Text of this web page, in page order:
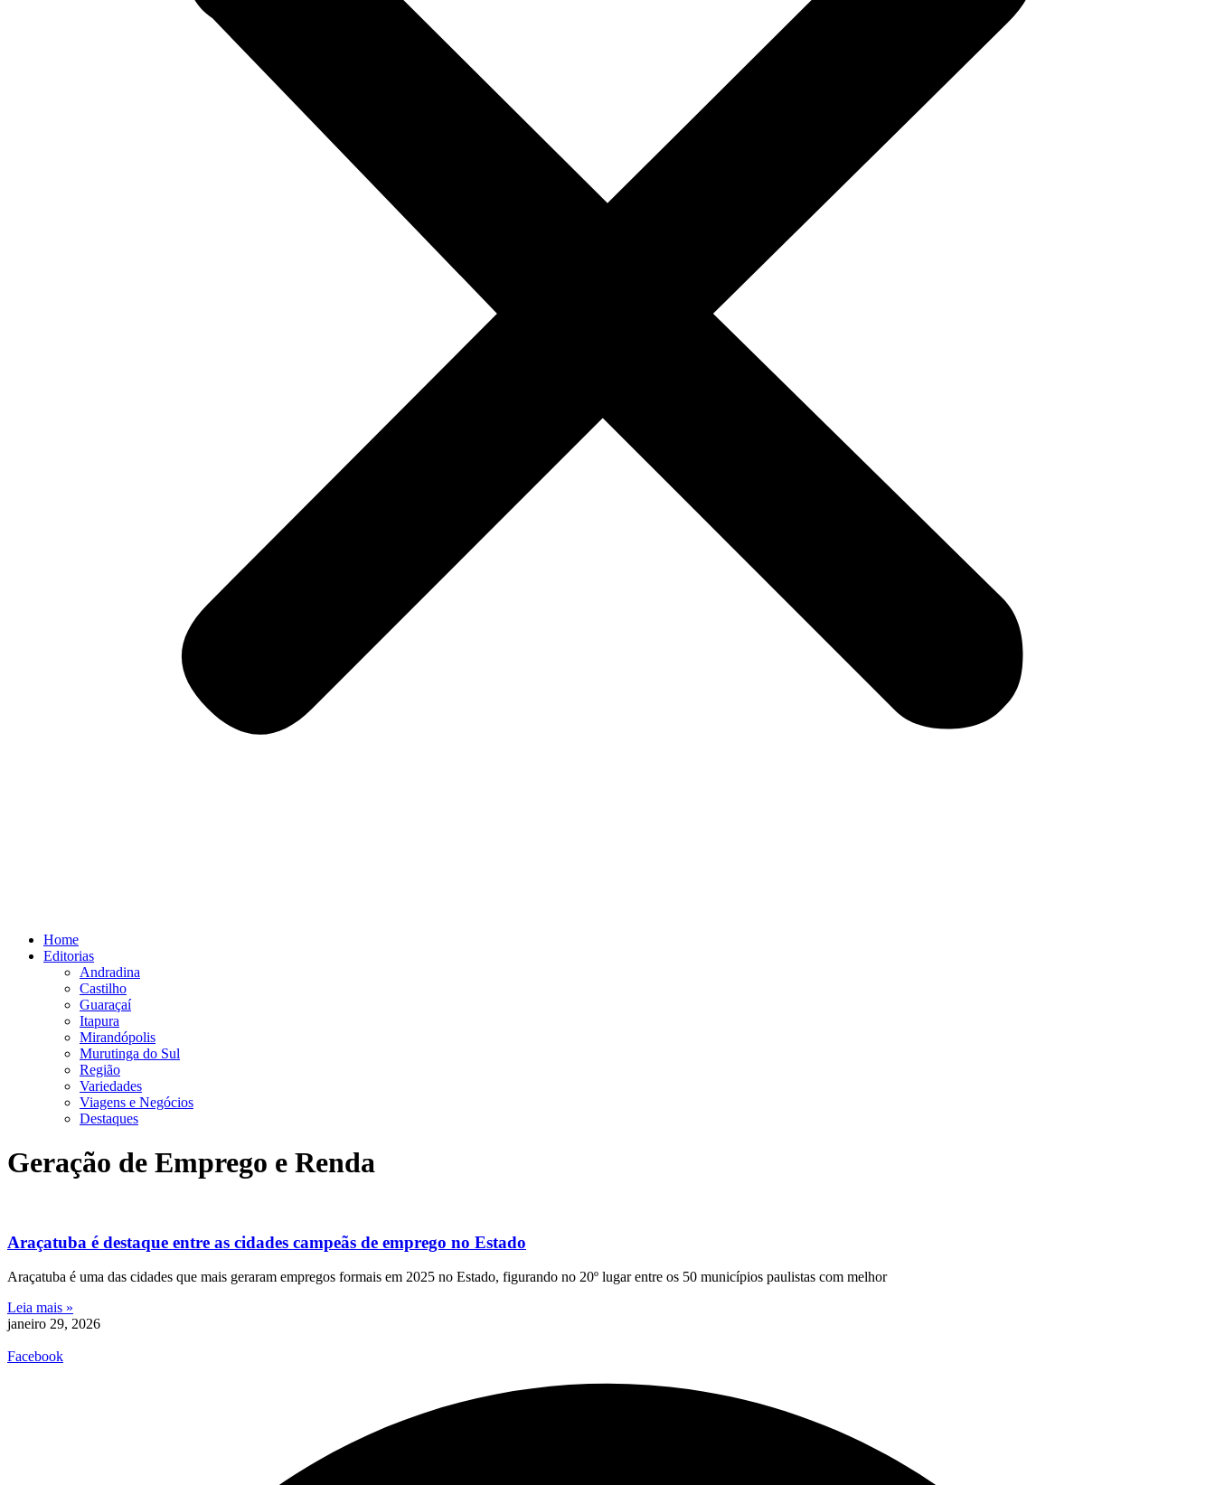
Home
Editorias
Andradina
Castilho
Guaraçaí
Itapura
Mirandópolis
Murutinga do Sul
Região
Variedades
Viagens e Negócios
Destaques
Geração de Emprego e Renda
Araçatuba é destaque entre as cidades campeãs de emprego no Estado
Araçatuba é uma das cidades que mais geraram empregos formais em 2025 no Estado, figurando no 20º lugar entre os 50 municípios paulistas com melhor
Leia mais »
janeiro 29, 2026
Facebook